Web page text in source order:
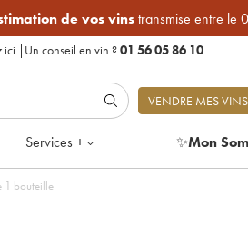
de vos vinstransmise entre le
ici | Un conseil en vin ?01 56 05 86 10
VENDRE MES VINS
Services + ✨Mon
- Etienne Thiébaud 2023 - Lot de 1 bouteille